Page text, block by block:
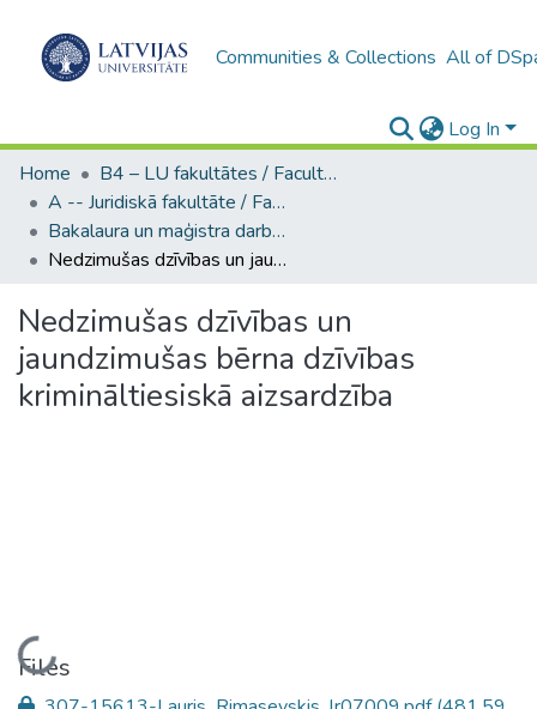
Communities & Collections All of
Log In
Home
B4 – LU fakultātes / Faculties of the UL
A -- Juridiskā fakultāte / Faculty of Law
Bakalaura un maģistra darbi (JF) / Bachelor's and Master's theses
Nedzimušas dzīvības un jaundzimušas bērna dzīvības krimināltiesiskā aizsardzība
Nedzimušas dzīvības un
jaundzimušas bērna dzīvības
krimināltiesiskā aizsardzība
Loading...
Files